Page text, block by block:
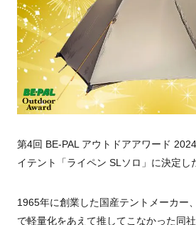
第4回 BE-PAL アウトドアアワード
イテント「ライペン SLソロ」に決定し
1965年に創業した国産テントメーカー
で軽量化をあえて推してこなかった同